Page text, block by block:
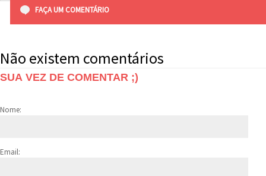
FAÇA UM COMENTÁRIO
Não existem comentários
SUA VEZ DE COMENTAR ;)
Nome:
Email: